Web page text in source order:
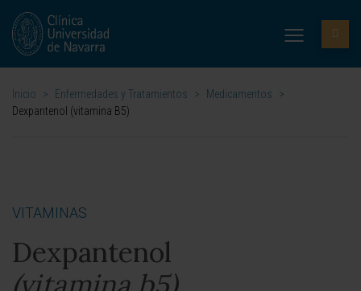
Inicio > Enfermedades y Tratamientos > Medicamentos
>
Dexpantenol (vitamina B5)
VITAMINAS
Dexpantenol